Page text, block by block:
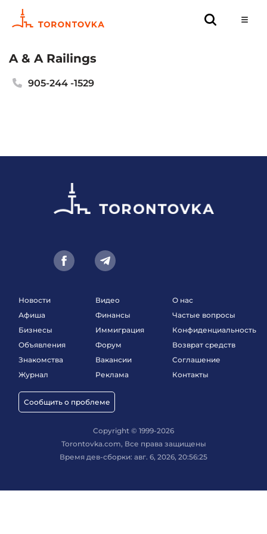
A & A Railings
905-244 -1529
Новости
Афиша
Бизнесы
Объявления
Знакомства
Журнал
Сообщить о проблеме
Видео
Финансы
Иммиграция
Форум
Вакансии
Реклама
О нас
Частые вопросы
Конфиденциальность
Возврат средств
Соглашение
Контакты
Copyright © 1999-2026
Torontovka.com, Все права защищены
Время дев-сборки: авг. 6, 2026, 20:56:25